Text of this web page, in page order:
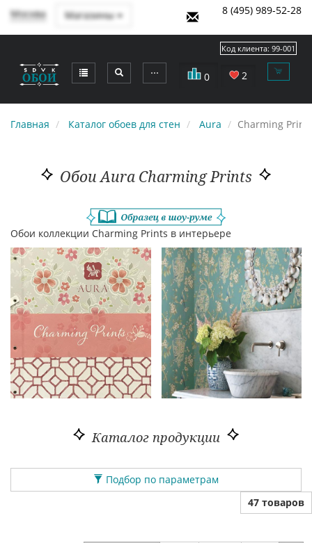
Москва Магазины 8 (495) 989-52-28
⋯ 0 2
Код клиента: 99-001
Главная Каталог обоев для стен Aura Charming
Обои Aura Charming Prints
Обои коллекции Charming Prints в интерьере
Каталог продукции
Подбор по параметрам
47 товаров